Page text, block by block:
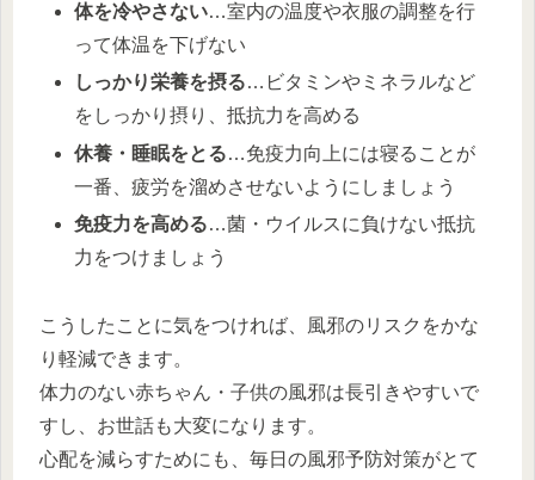
体を冷やさない…室内の温度や衣服の調整を行
って体温を下げない
しっかり栄養を摂る…ビタミンやミネラルなど
をしっかり摂り、抵抗力を高める
休養・睡眠をとる…免疫力向上には寝ることが
一番、疲労を溜めさせないようにしましょう
免疫力を高める…菌・ウイルスに負けない抵抗
力をつけましょう
こうしたことに気をつければ、風邪のリスクをかな
り軽減できます。
体力のない赤ちゃん・子供の風邪は長引きやすいで
すし、お世話も大変になります。
心配を減らすためにも、毎日の風邪予防対策がとて